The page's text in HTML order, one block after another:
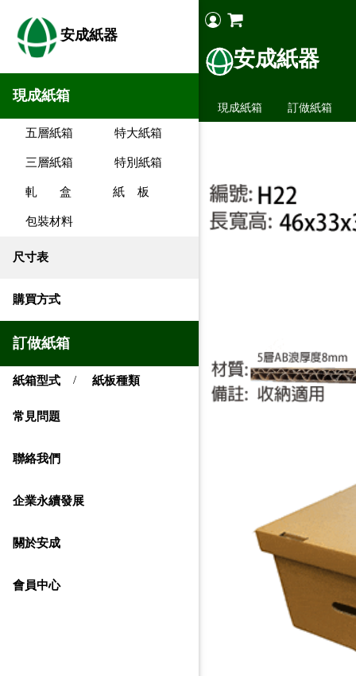
安成紙器
現成紙箱
五層紙箱 特大紙箱
三層紙箱 特別紙箱
軋 盒 紙 板
包裝材料
尺寸表
購買方式
訂做紙箱
紙箱型式 / 紙板種類
常見問題
聯絡我們
企業永續發展
關於安成
會員中心
安成紙器
現成紙箱 訂做紙箱